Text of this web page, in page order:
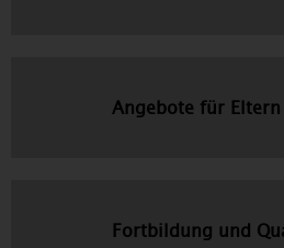
Angebote für
Fortbildung und